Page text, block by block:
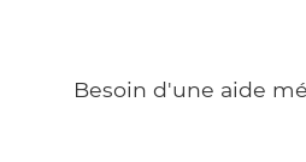
Besoin d'une aide